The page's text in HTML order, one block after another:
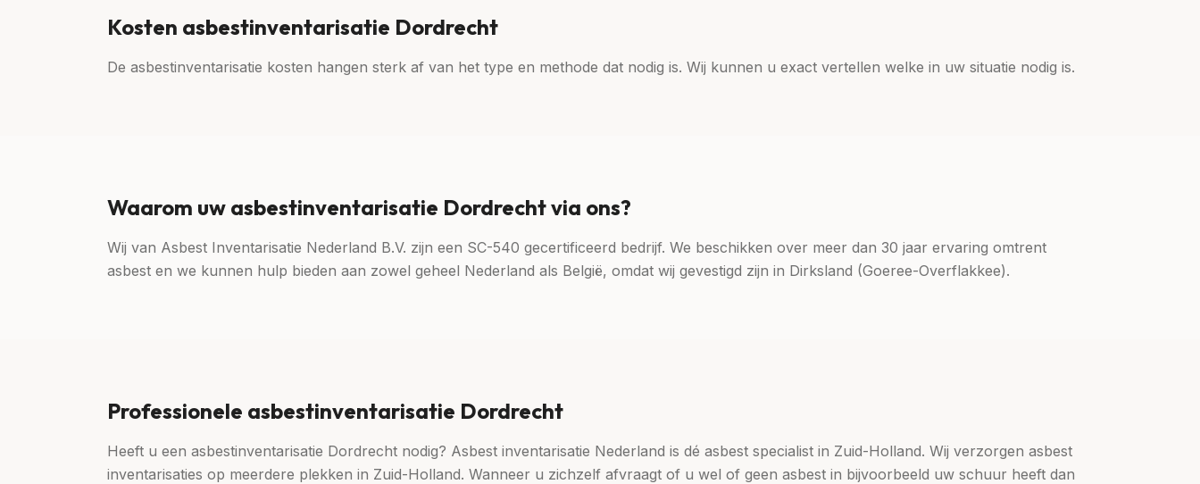
Kosten asbestinventarisatie Dordrecht
De asbestinventarisatie kosten hangen sterk af van het type en methode dat nodig is. Wij kunnen u exact vertellen welke in uw situatie nodig is.
Waarom uw asbestinventarisatie Dordrecht via ons?
Wij van Asbest Inventarisatie Nederland B.V. zijn een SC-540 gecertificeerd bedrijf. We beschikken over meer dan 30 jaar ervaring omtrent
asbest en we kunnen hulp bieden aan zowel geheel Nederland als België, omdat wij gevestigd zijn in Dirksland (Goeree-Overflakkee).
Professionele asbestinventarisatie Dordrecht
Heeft u een asbestinventarisatie Dordrecht nodig? Asbest inventarisatie Nederland is dé asbest specialist in Zuid-Holland. Wij verzorgen asbest
inventarisaties op meerdere plekken in Zuid-Holland. Wanneer u zichzelf afvraagt of u wel of geen asbest in bijvoorbeeld uw schuur heeft dan